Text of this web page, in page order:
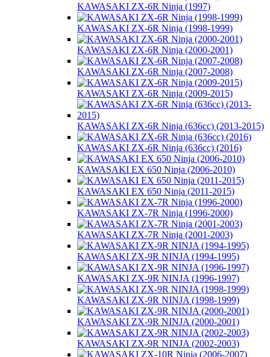
KAWASAKI ZX-6R Ninja (1997)
KAWASAKI ZX-6R Ninja (1998-1999)
KAWASAKI ZX-6R Ninja (2000-2001)
KAWASAKI ZX-6R Ninja (2007-2008)
KAWASAKI ZX-6R Ninja (2009-2015)
KAWASAKI ZX-6R Ninja (636сс) (2013-2015)
KAWASAKI ZX-6R Ninja (636сс) (2016)
KAWASAKI EX 650 Ninja (2006-2010)
KAWASAKI EX 650 Ninja (2011-2015)
KAWASAKI ZX-7R Ninja (1996-2000)
KAWASAKI ZX-7R Ninja (2001-2003)
KAWASAKI ZX-9R NINJA (1994-1995)
KAWASAKI ZX-9R NINJA (1996-1997)
KAWASAKI ZX-9R NINJA (1998-1999)
KAWASAKI ZX-9R NINJA (2000-2001)
KAWASAKI ZX-9R NINJA (2002-2003)